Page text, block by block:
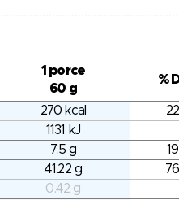
1 porce
60 g
%
270 kcal
1131 kJ
7.5 g
41.22 g
0.42 g